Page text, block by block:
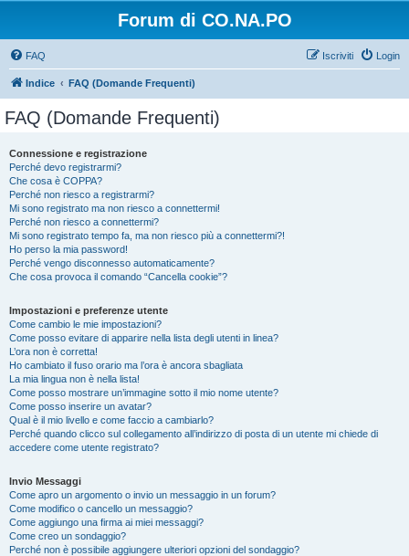
Forum di CO.NA.PO
FAQ Login
Iscriviti
Indice FAQ (Domande Frequenti)
FAQ (Domande Frequenti)
Connessione e registrazione
Perché devo registrarmi?
Che cosa è COPPA?
Perché non riesco a registrarmi?
Mi sono registrato ma non riesco a connettermi!
Perché non riesco a connettermi?
Mi sono registrato tempo fa, ma non riesco più a connettermi?!
Ho perso la mia password!
Perché vengo disconnesso automaticamente?
Che cosa provoca il comando “Cancella cookie”?
Impostazioni e preferenze utente
Come cambio le mie impostazioni?
Come posso evitare di apparire nella lista degli utenti in linea?
L’ora non è corretta!
Ho cambiato il fuso orario ma l’ora è ancora sbagliata
La mia lingua non è nella lista!
Come posso mostrare un’immagine sotto il mio nome utente?
Come posso inserire un avatar?
Qual è il mio livello e come faccio a cambiarlo?
Perché quando clicco sul collegamento all’indirizzo di posta di un utente mi chiede di
accedere come utente registrato?
Invio Messaggi
Come apro un argomento o invio un messaggio in un forum?
Come modifico o cancello un messaggio?
Come aggiungo una firma ai miei messaggi?
Come creo un sondaggio?
Perché non è possibile aggiungere ulteriori opzioni del sondaggio?